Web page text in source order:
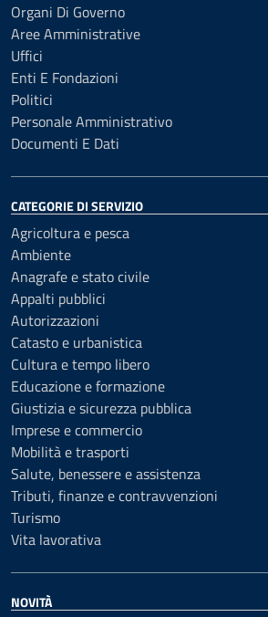
Organi Di Governo
Aree Amministrative
Uffici
Enti E Fondazioni
Politici
Personale Amministrativo
Documenti E Dati
CATEGORIE DI SERVIZIO
Agricoltura e pesca
Ambiente
Anagrafe e stato civile
Appalti pubblici
Autorizzazioni
Catasto e urbanistica
Cultura e tempo libero
Educazione e formazione
Giustizia e sicurezza pubblica
Imprese e commercio
Mobilità e trasporti
Salute, benessere e assistenza
Tributi, finanze e contravvenzioni
Turismo
Vita lavorativa
NOVITÀ